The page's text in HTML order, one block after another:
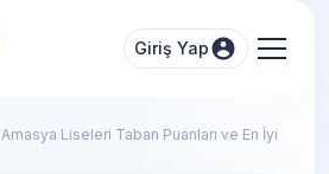
Giriş Yap
Liseleri Taban Puanları ve En İyi